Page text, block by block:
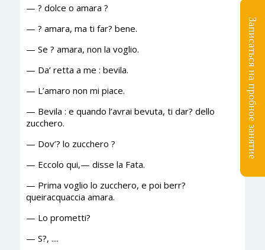
— ? dolce о amara ?
— ? amara, ma ti far? bene.
— Se ? amara, non la voglio.
— Da’ retta a me : bevila.
— L’amaro non mi piace.
— Bevila : e quando l’avrai bevuta, ti dar? dello
zucchero.
— Dov’? lo zucchero ?
— Eccolo qui,— disse la Fata.
— Prima voglio lo zucchero, e poi berr?
queiracquaccia amara.
— Lo prometti?
— S?, ....
Записаться на пробное занятие